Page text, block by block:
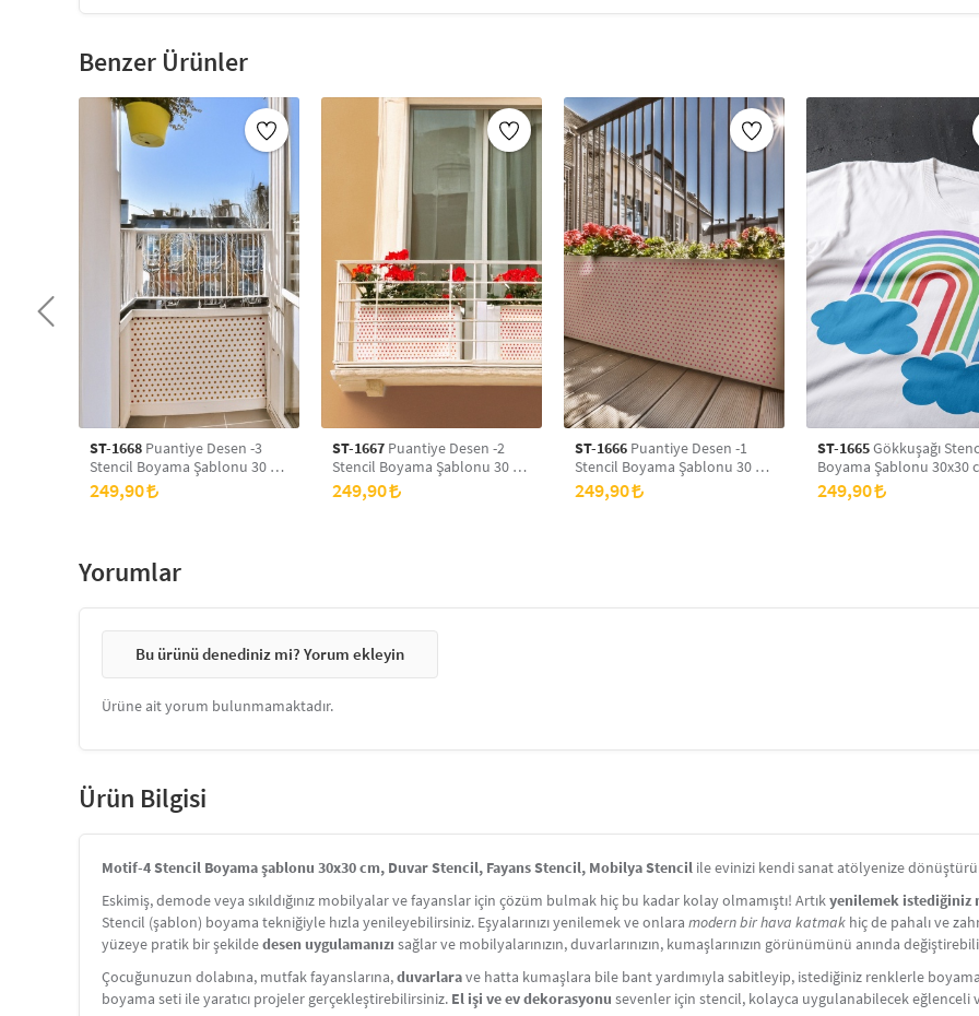
Duvar ve cam süslemeleri
Benzer Ürünler
ST-1668 Puantiye Desen -3
Stencil Boyama Şablonu 30 x
30 cm, Duvar Stencil, Fayans
Stencil, Mobilya Stencil
249,90
ST-1667 Puantiye Desen -2
Stencil Boyama Şablonu 30 x
30 cm, Duvar Stencil, Fayans
Stencil, Mobilya Stencil
249,90
ST-1666 Puantiye Desen -1
Stencil Boyama Şablonu 30 x
30 cm, Duvar Stencil, Fayans
Stencil, Mobilya Stencil
249,90
ST-1665Gökkuşağı
Boyama Şablonu 30x30
Duvar Stencil, Fayans
Mobilya Stencil
249,90
Yorumlar
Bu ürünü denediniz mi? Yorum ekleyin
Ürüne ait yorum bulunmamaktadır.
Ürün Bilgisi
Motif-4 Stencil Boyama şablonu 30x30 cm, Duvar Stencil, Fayans Stencil, Mobilya Stencil ile evinizi kendi sanat atölyenize
Eskimiş, demode veya sıkıldığınız mobilyalar ve fayanslar için çözüm bulmak hiç bu kadar kolay olmamıştı! Artıkyenilemek istediğiniz
Stencil (şablon) boyama tekniğiyle hızla yenileyebilirsiniz. Eşyalarınızı yenilemek ve onlara modern bir hava katmak hiç de pahalı ve
yüzeye pratik bir şekildedesen uygulamanızı sağlar ve mobilyalarınızın, duvarlarınızın, kumaşlarınızın görünümünü anında
Çocuğunuzun dolabına, mutfak fayanslarına,duvarlarave hatta kumaşlara bile bant yardımıyla sabitleyip, istediğiniz renklerle
boyama seti ile yaratıcı projeler gerçekleştirebilirsiniz. El işi ve ev dekorasyonu sevenler için stencil, kolayca uygulanabilecek eğlenceli